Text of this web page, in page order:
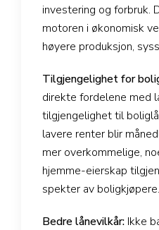
investering og forbruk.
motoren i økonomisk
høyere produksjon,
Tilgjengelighet for
direkte fordelene med
tilgjengelighet til
lavere renter blir
mer overkommelige,
hjemme-eierskap
spekter av boligkjøpere.
Bedre lånevilkår: Ikke